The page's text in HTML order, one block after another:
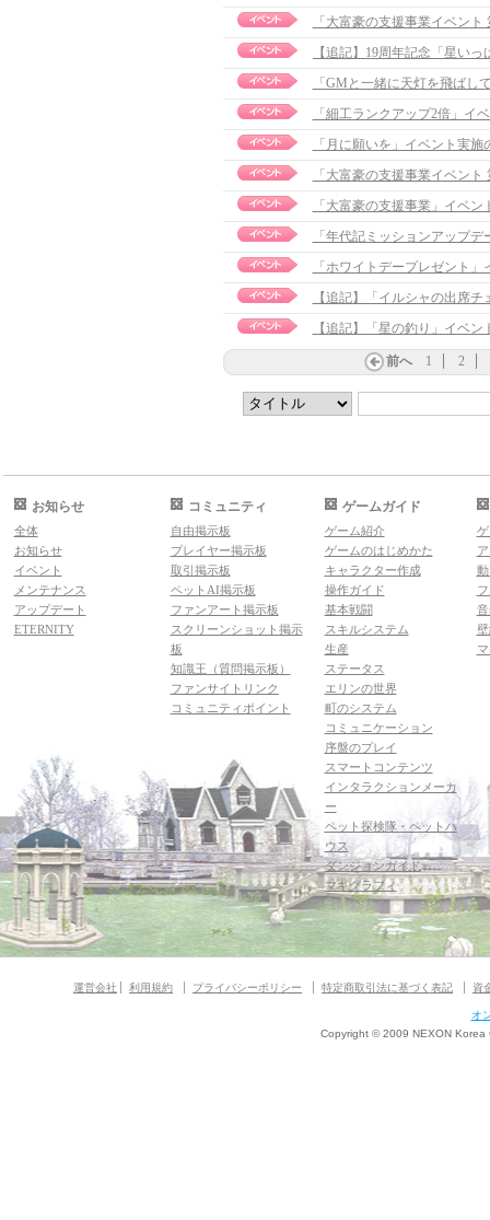
「大富豪の支援事業イベン
「GMと一緒に天灯を飛ばし
「細工ランクアップ2倍」イ
「月に願いを」イベント実施
「大富豪の支援事業イベン
「大富豪の支援事業」イベ
「年代記ミッションアップ
「ホワイトデープレゼント
【追記】「イルシャの出席
【追記】「星の釣り」イベ
前へ 1 2
お知らせ
全体
お知らせ
イベント
メンテナンス
アップデート
ETERNITY
コミュニティ
自由掲示板
プレイヤー掲示板
取引掲示板
ペットAI掲示板
ファンアート掲示板
スクリーンショット掲示
板
知識王（質問掲示板）
ファンサイトリンク
コミュニティポイント
ゲームガイド
ゲーム紹介
ゲームのはじめかた
キャラクター作成
操作ガイド
基本戦闘
スキルシステム
生産
ステータス
エリンの世界
町のシステム
コミュニケーション
序盤のプレイ
スマートコンテンツ
インタラクションメーカ
ー
ペット探検隊・ペットハ
ウス
ダンジョンガイド
マギグラフィ
運営会社 利用規約 プライバシーポリシー 特定商取引法に基づく表記 資
オ
Copyright © 2009 NEXON Korea